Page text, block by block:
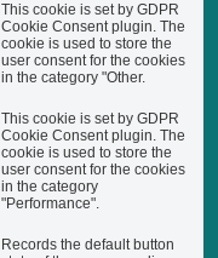
This cookie is set by GDPR
Cookie Consent plugin. The
cookie is used to store the
user consent for the cookies
in the category "Other.
This cookie is set by GDPR
Cookie Consent plugin. The
cookie is used to store the
user consent for the cookies
in the category
"Performance".
Records the default button